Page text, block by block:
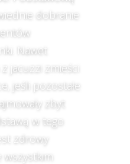
dobranie
Nawet
jacuzzi zmieści
jeśli pozostałe
zbyt
w tego
zdrowy
wszystkim